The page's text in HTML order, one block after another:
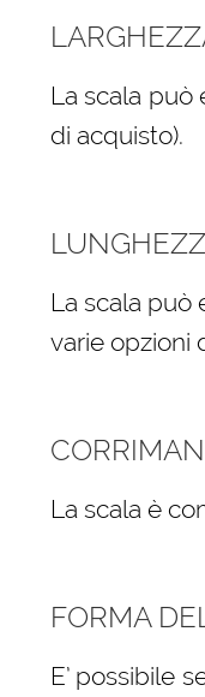
La scala può
di acquisto).
La scala può
varie opzioni
La scala è
FORMA
E’ possibile